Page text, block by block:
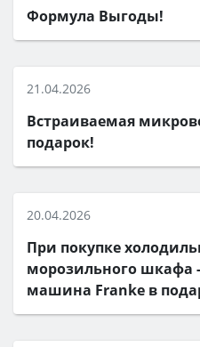
Формула Выгоды!
21.04.2026
Встраиваемая
подарок!
20.04.2026
При покупке
морозильного шкафа
машина Franke в